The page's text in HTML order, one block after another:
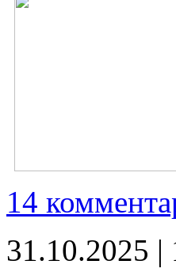
14
31.10.2025 |